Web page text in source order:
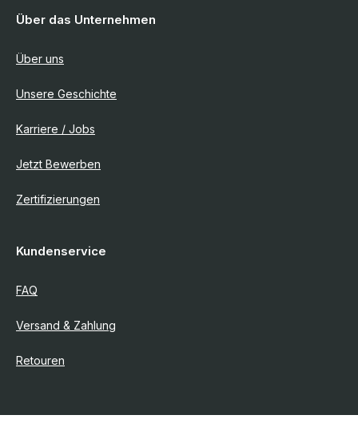
Über das Unternehmen
Über uns
Unsere Geschichte
Karriere / Jobs
Jetzt Bewerben
Zertifizierungen
Kundenservice
FAQ
Versand & Zahlung
Retouren